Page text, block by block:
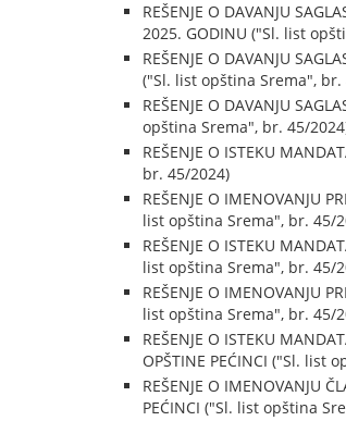
REŠENJE O DAVANJU
2025. GODINU ("Sl. list
REŠENJE O DAVANJU
("Sl. list opština Srema", br.
REŠENJE O DAVANJU
opština Srema", br. 45/
REŠENJE O ISTEKU
br. 45/2024)
REŠENJE O IMENOVANJU
list opština Srema", br. 45/
REŠENJE O ISTEKU
list opština Srema", br. 45/
REŠENJE O IMENOVANJU
list opština Srema", br. 45/
REŠENJE O ISTEKU
OPŠTINE PEĆINCI ("Sl. list
REŠENJE O IMENOVANJU
PEĆINCI ("Sl. list opština